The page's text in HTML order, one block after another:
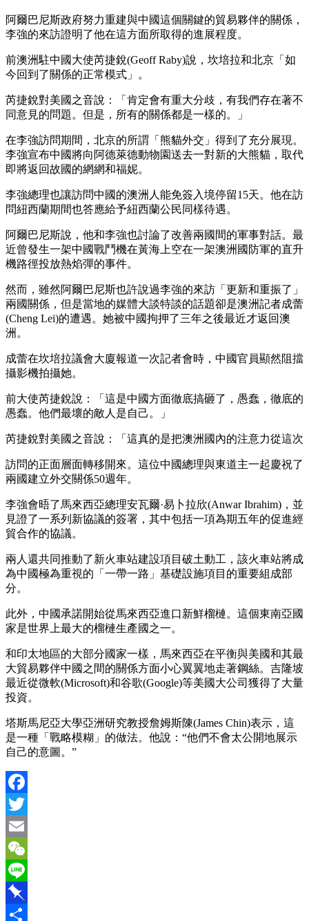
阿爾巴尼斯政府努力重建與中國這個關鍵的貿易夥伴的關係，
李強的來訪證明了他在這方面所取得的進展程度。
前澳洲駐中國大使芮捷銳(Geoff Raby)說，坎培拉和北京「如
今回到了關係的正常模式」。
芮捷銳對美國之音說：「肯定會有重大分歧，有我們存在著不
同意見的問題。但是，所有的關係都是一樣的。」
在李強訪問期間，北京的所謂「熊貓外交」得到了充分展現。
李強宣布中國將向阿德萊德動物園送去一對新的大熊貓，取代
即將返回故國的網網和福妮。
李強總理也讓訪問中國的澳洲人能免簽入境停留15天。他在訪
問紐西蘭期間也答應給予紐西蘭公民同樣待遇。
阿爾巴尼斯說，他和李強也討論了改善兩國間的軍事對話。最
近曾發生一架中國戰鬥機在黃海上空在一架澳洲國防軍的直升
機路徑投放熱焰彈的事件。
然而，雖然阿爾巴尼斯也許說過李強的來訪「更新和重振了」
兩國關係，但是當地的媒體大談特談的話題卻是澳洲記者成蕾
(Cheng Lei)的遭遇。她被中國拘押了三年之後最近才返回澳
洲。
成蕾在坎培拉議會大廈報道一次記者會時，中國官員顯然阻擋
攝影機拍攝她。
前大使芮捷銳說：「這是中國方面徹底搞砸了，愚蠢，徹底的
愚蠢。他們最壞的敵人是自己。」
芮捷銳對美國之音說：「這真的是把澳洲國內的注意力從這次
訪問的正面層面轉移開來。這位中國總理與東道主一起慶祝了
兩國建立外交關係50週年。
李強會晤了馬來西亞總理安瓦爾·易卜拉欣(Anwar Ibrahim)，並
見證了一系列新協議的簽署，其中包括一項為期五年的促進經
貿合作的協議。
兩人還共同推動了新火車站建設項目破土動工，該火車站將成
為中國極為重視的「一帶一路」基礎設施項目的重要組成部
分。
此外，中國承諾開始從馬來西亞進口新鮮榴槤。這個東南亞國
家是世界上最大的榴槤生產國之一。
和印太地區的大部分國家一樣，馬來西亞在平衡與美國和其最
大貿易夥伴中國之間的關係方面小心翼翼地走著鋼絲。吉隆坡
最近從微軟(Microsoft)和谷歌(Google)等美國大公司獲得了大量
投資。
塔斯馬尼亞大學亞洲研究教授詹姆斯陳(James Chin)表示，這
是一種「戰略模糊」的做法。他說：“他們不會太公開地展示
自己的意圖。”
Facebook
Twitter
Email
WeChat
Line
Pinboard